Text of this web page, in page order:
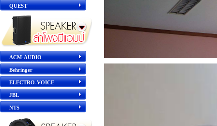
QUEST
ACM-AUDIO
Behringer
ELECTRO-VOICE
JBL
NTS